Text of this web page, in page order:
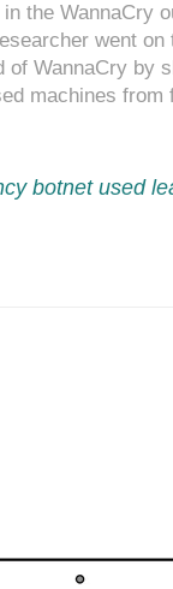
the WannaCry
went
of WannaCry by
machines
botnet used